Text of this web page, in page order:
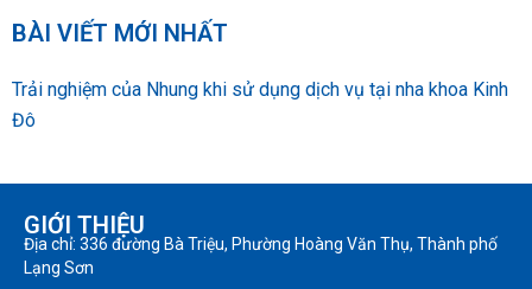
BÀI VIẾT MỚI NHẤT
Trải nghiệm của Nhung khi sử dụng dịch vụ tại nha khoa Kinh
Đô
GIỚI THIỆU
Địa chỉ: 336 đường Bà Triệu, Phường Hoàng Văn Thụ, Thành phố
Lạng Sơn